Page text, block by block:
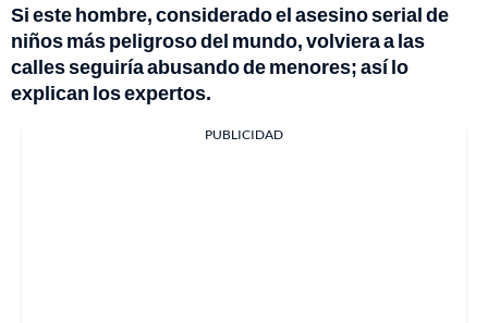
Si este hombre, considerado el asesino serial de
niños más peligroso del mundo, volviera a las
calles seguiría abusando de menores; así lo
explican los expertos.
PUBLICIDAD